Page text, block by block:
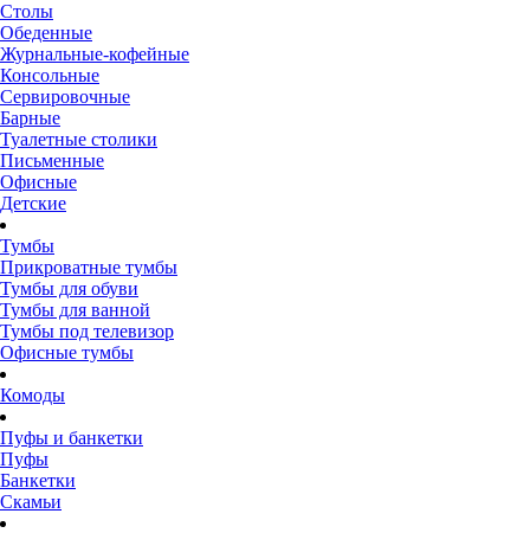
Столы
Обеденные
Журнальные-кофейные
Консольные
Сервировочные
Барные
Туалетные столики
Письменные
Офисные
Детские
Тумбы
Прикроватные тумбы
Тумбы для обуви
Тумбы для ванной
Тумбы под телевизор
Офисные тумбы
Комоды
Пуфы и банкетки
Пуфы
Банкетки
Скамьи